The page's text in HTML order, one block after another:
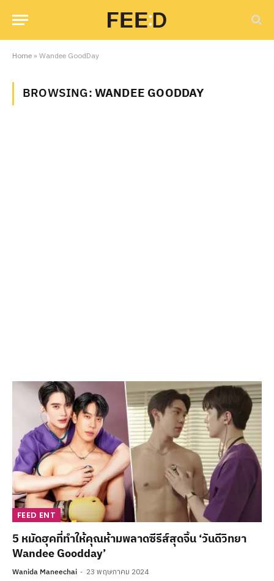
Home»Wandee GoodDay
BROWSING:WANDEE GOODDAY
FEED ENT
5 หมัดฮุคที่ทำให้คุณห้ามพลาดซีรีส์สุดจิ้น ‘วันดีวิทยา
Wandee Goodday’
Wanida Maneechai 23 พฤษภาคม 2024